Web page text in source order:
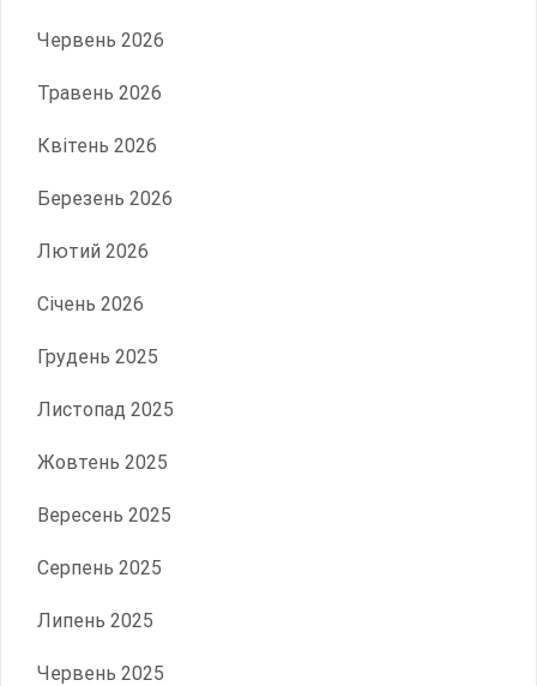
Червень 2026
Травень 2026
Квітень 2026
Березень 2026
Лютий 2026
Січень 2026
Грудень 2025
Листопад 2025
Жовтень 2025
Вересень 2025
Серпень 2025
Липень 2025
Червень 2025